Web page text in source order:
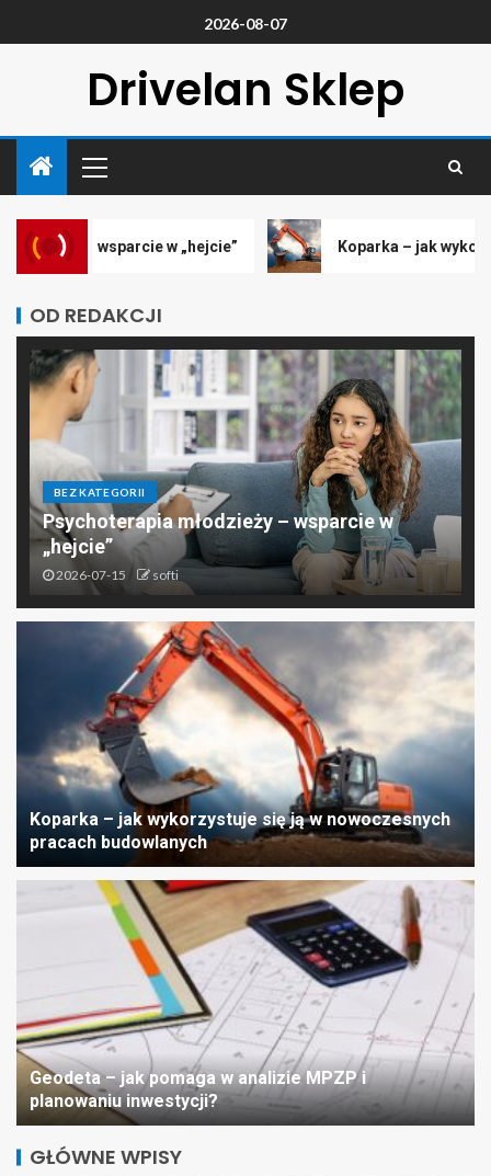
2026-08-07
Drivelan Sklep
– wsparcie w „hejcie” Koparka – jak wykorzystuje
OD REDAKCJI
BEZ KATEGORII
Psychoterapia młodzieży – wsparcie w
„hejcie”
2026-07-15 softi
Koparka – jak wykorzystuje się ją w nowoczesnych
pracach budowlanych
Geodeta – jak pomaga w analizie MPZP i
planowaniu inwestycji?
GŁÓWNE WPISY